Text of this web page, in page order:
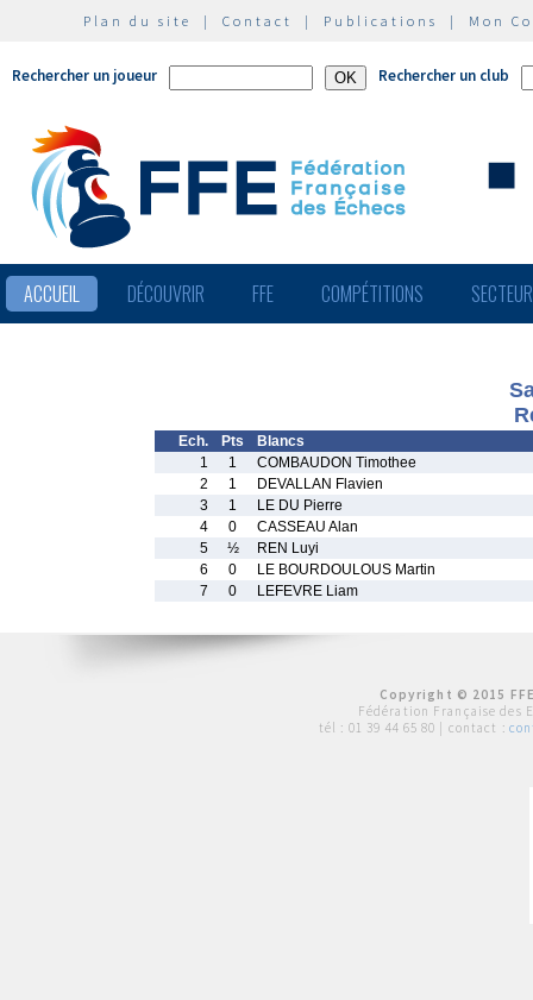
Plan du site | Contact | Publications | Mon
Rechercher un joueur Rechercher un club
ACCUEIL DÉCOUVRIR FFE COMPÉTITIONS
Ech. Pts
Blancs
1
1
COMBAUDON Timothee
2
1
DEVALLAN Flavien
3
1
LE DU Pierre
4
0
CASSEAU Alan
5
½
REN Luyi
6
0
LE BOURDOULOUS Martin
7
0 LEFEVRE Liam
Copyright © 2015
Fédération Française des
tél : 01 39 44 65 80 | contact :